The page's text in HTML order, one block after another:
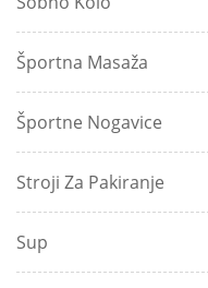
Športna Masaža
Športne Nogavice
Stroji Za Pakiranje
Sup